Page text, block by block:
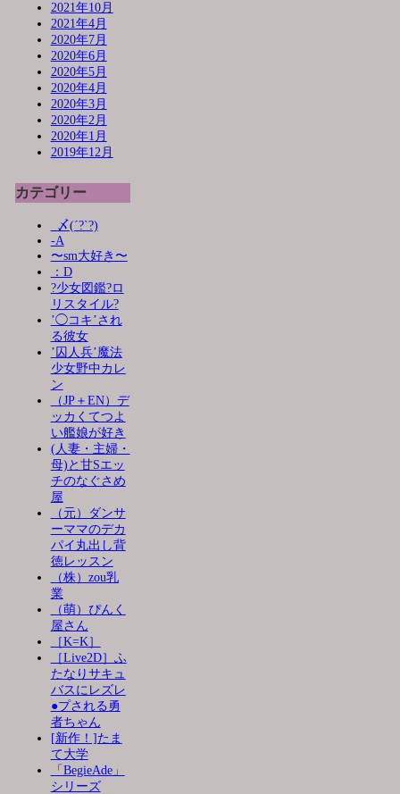
2021年10月
2021年4月
2020年7月
2020年6月
2020年5月
2020年4月
2020年3月
2020年2月
2020年1月
2019年12月
カテゴリー
_〆(´?`?)
-A
〜sm大好き〜
：D
?少女図鑑?ロ
リスタイル?
’◯コキ’され
る彼女
’囚人兵’魔法
少女野中カレ
ン
（JP＋EN）デ
ッカくてつよ
い艦娘が好き
(人妻・主婦・
母)と甘Sエッ
チのなぐさめ
屋
（元）ダンサ
ーママのデカ
パイ丸出し背
徳レッスン
（株）zou乳
業
（萌）ぴんく
屋さん
［K=K］
［Live2D］ふ
たなりサキュ
バスにレズレ
●プされる勇
者ちゃん
[新作！]たま
て大学
「BegieAde」
シリーズ